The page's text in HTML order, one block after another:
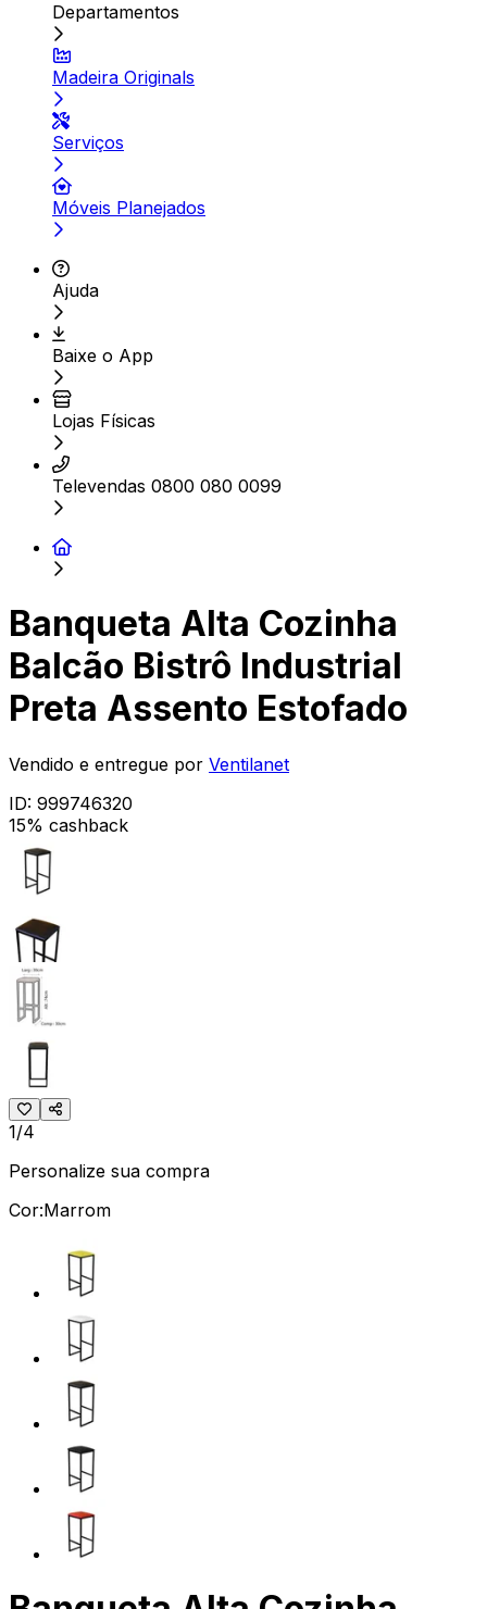
Departamentos
Madeira Originals
Serviços
Móveis Planejados
Ajuda
Baixe o App
Lojas Físicas
Televendas 0800 080 0099
Banqueta Alta Cozinha
Balcão Bistrô Industrial
Preta Assento Estofado
Vendido e entregue por Ventilanet
ID: 999746320
15% cashback
1/4
Personalize sua compra
Cor:Marrom